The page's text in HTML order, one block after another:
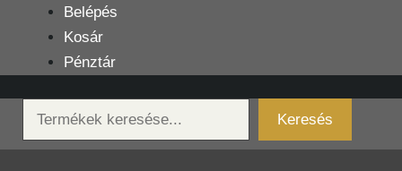
tartalomba
Belépés
Kosár
Pénztár
Keresés
Keresés